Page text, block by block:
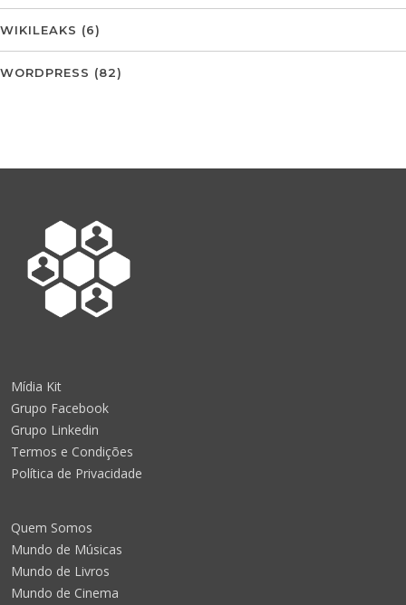
WIKILEAKS (6)
WORDPRESS (82)
Mídia Kit
Grupo Facebook
Grupo Linkedin
Termos e Condições
Política de Privacidade
Quem Somos
Mundo de Músicas
Mundo de Livros
Mundo de Cinema